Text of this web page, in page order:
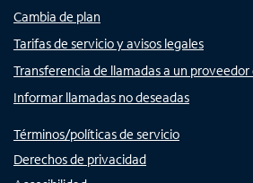
Cambia de plan
Tarifas de servicio y avisos legales
Transferencia de llamadas a un
Informar llamadas no deseadas
Términos/políticas de servicio
Derechos de privacidad